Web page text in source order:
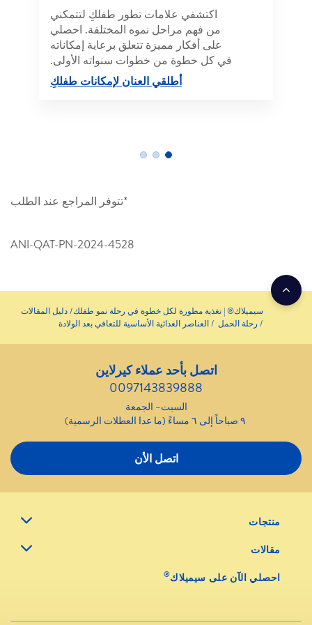
اكتشفي علامات تطور طفلكِ لتتمكني
من فهم مراحل نموه المختلفة. احصلي
على أفكار مميزة تتعلق برعاية إمكاناته
في كل خطوة من خطوات سنواته الأولى.
أطلقي العنان لإمكانات طفلكِ
*تتوفر المراجع عند الطلب
ANI-QAT-PN-2024-4528
سيميلاك® | تغذية مطورة لكل خطوة في رحلة نمو طفلك دليل المقالات
رحلة الحمل
العناصر الغذائية الأساسية للتعافي بعد الولادة
اتصل بأحد عملاء كيرلاين
0097143839888
السبت– الجمعة
اتصل الأن
منتجات
مقالات
احصلي الآن على سيميلاك®